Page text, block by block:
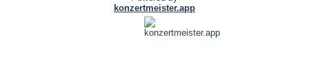
konzertmeister.app